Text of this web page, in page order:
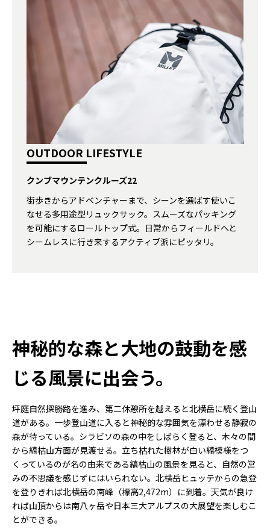
OUTDOOR LIFESTYLE
クンブマウンテンクルーズ22
街歩きからアドベンチャーまで、シーンを選ばす使いこ
なせる多用途型リュックサック。スムーズなパッキング
を可能にするロールトップ式。日常からフィールドへと
シームレスに行き来するアクティブ派にピッタリ。
神秘的な森と大地の鼓動を感
じる風景に出会う。
坪庭自然探勝路を進み、第二休憩所を越えると北横岳に続く登山
道がある。一歩登山道に入ると神秘的な雰囲気を漂わせる静寂の
森が待っている。シラビソの森の中をしばらく登ると、木々の間
から縞枯山方面が見渡せる。立ち枯れた樹林が白い縞模様をつ
くっているのが名の由来である縞枯山の風景を見ると、自然の営
みの不思議を感じずにはいられない。北横岳ヒュッテからの急登
を登りきれば北横岳の南峰（標高2,472m）に到着。天気が良け
れば山頂からは南八ヶ岳や日本三大アルプスの大展望を楽しむこ
とができる。